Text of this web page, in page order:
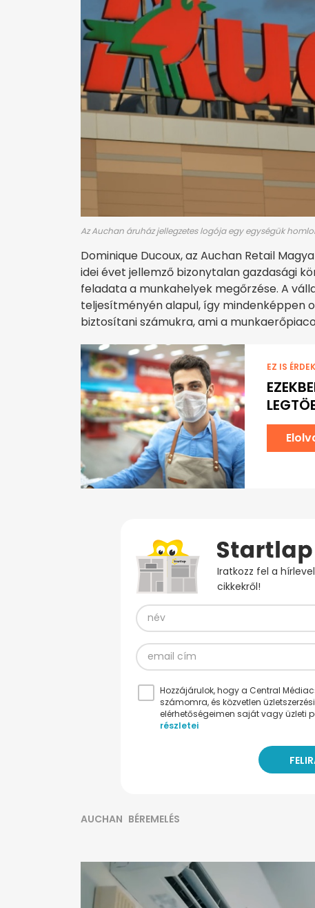
Az Auchan áruház jellegzetes logója egy egységük
Dominique Ducoux, az Auchan Retail
idei évet jellemző bizonytalan gazdasági
feladata a munkahelyek megőrzése. A
teljesítményén alapul, így mindenképpen
biztosítani számukra, ami a
EZ IS
Iratkozz fel a
cikkekről!
Hozzájárulok, hogy a Central
számomra, és közvetlen
elérhetőségeimen saját vagy üzleti
részletei
AUCHAN BÉREMELÉS